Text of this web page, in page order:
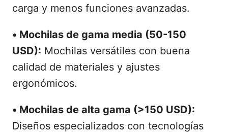
carga y menos funciones avanzadas.
• Mochilas de gama media (50-150
USD): Mochilas versátiles con buena
calidad de materiales y ajustes
ergonómicos.
• Mochilas de alta gama (>150 USD):
Diseños especializados con tecnologías